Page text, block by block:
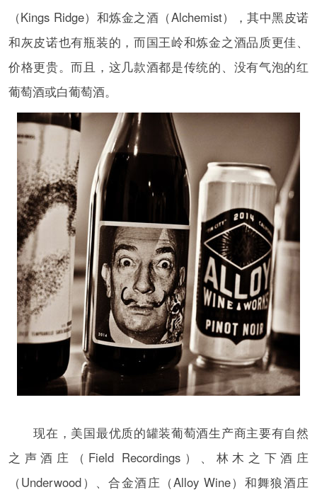
（Kings Ridge）和炼金之酒（Alchemist），其中黑皮诺
和灰皮诺也有瓶装的，而国王岭和炼金之酒品质更佳、
价格更贵。而且，这几款酒都是传统的、没有气泡的红
葡萄酒或白葡萄酒。
现在，美国最优质的罐装葡萄酒生产商主要有自然
之声酒庄（Field Recordings）、林木之下酒庄
（Underwood）、合金酒庄（Alloy Wine）和舞狼酒庄